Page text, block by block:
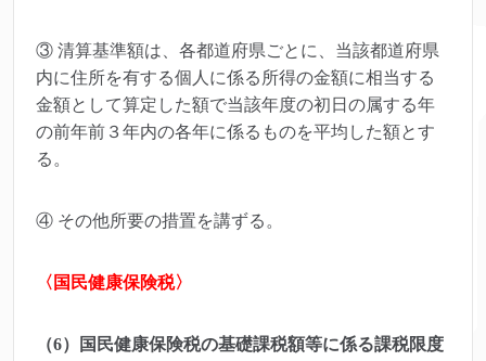
③ 清算基準額は、各都道府県ごとに、当該都道府県
内に住所を有する個人に係る所得の金額に相当する
金額として算定した額で当該年度の初日の属する年
の前年前３年内の各年に係るものを平均した額とす
る。
④ その他所要の措置を講ずる。
〈国民健康保険税〉
（6）国民健康保険税の基礎課税額等に係る課税限度